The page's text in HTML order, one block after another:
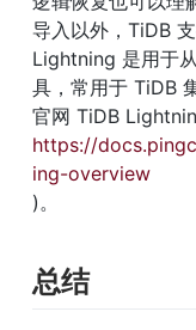
导入以外，TiDB
Lightning 是用于
具，常用于 TiDB
官网 TiDB
https://
ing-overview
)。
总结